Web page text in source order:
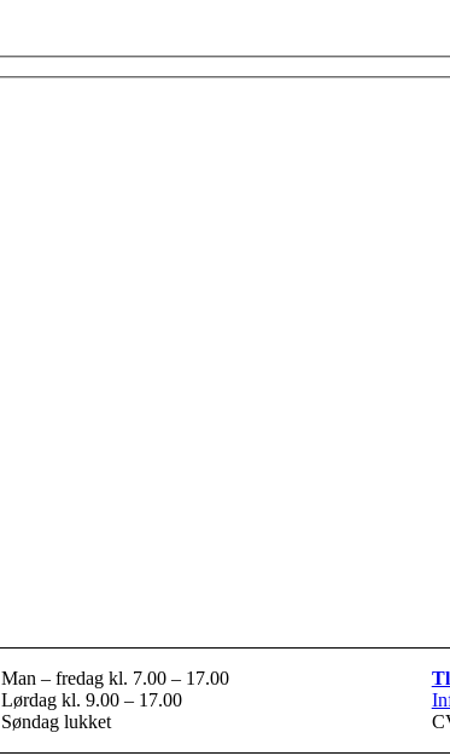
Man – fredag kl. 7.00 – 17.00
Lørdag kl. 9.00 – 17.00
Søndag lukket